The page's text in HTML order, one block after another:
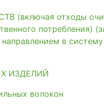
отходы
потребления)
в
ИЗДЕЛИЙ
волокон